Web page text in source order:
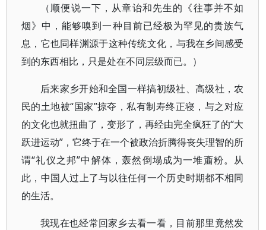
（顺便说一下，从章诒和先生的《往事并不如
烟》中，能够嗅到一种目前已经极为罕见的贵族气
息，它也同样渊源于这种传统文化，与我在乡间感受
到的东西相比，只是处在不同层级而已。）
后来家乡开始和全国一样搞初级社、高级社，农
民的土地被“国家”掠夺，私有制寿终正寝，与之对应
的文化也就扭曲了，变形了，再经由完全疯狂了的“大
跃进运动”，它终于在一个被政治折腾得丧失理智的所
谓“礼仪之邦”中解体，轰然倒塌成为一堆齑粉。从
此，中国人过上了与以往任何一个历史时期都不相同
的生活。
我现在也经常回家乡去看一看，目前那里竟然发